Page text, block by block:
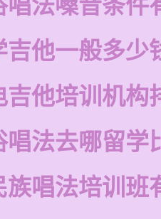
唱法嗓音条件
吉他一般多少
吉他培训机构
唱法去哪留学
族唱法培训班